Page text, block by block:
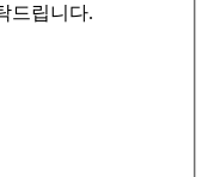
드립니다.